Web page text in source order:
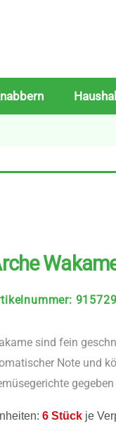
:
sind fein
Note und
6 Stück je